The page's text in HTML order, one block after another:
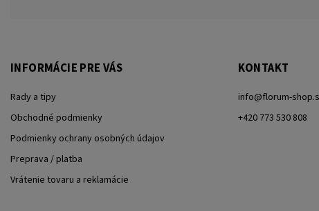
INFORMÁCIE PRE VÁS
Rady a tipy
Obchodné podmienky
Podmienky ochrany osobných údajov
Preprava / platba
Vrátenie tovaru a reklamácie
KONTAKT
info@florum-
+420 773 530 808